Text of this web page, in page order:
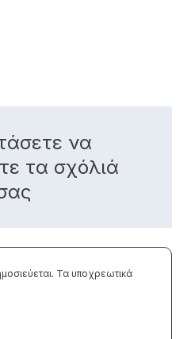
να
τα σχόλιά
Τα υποχρεωτικά